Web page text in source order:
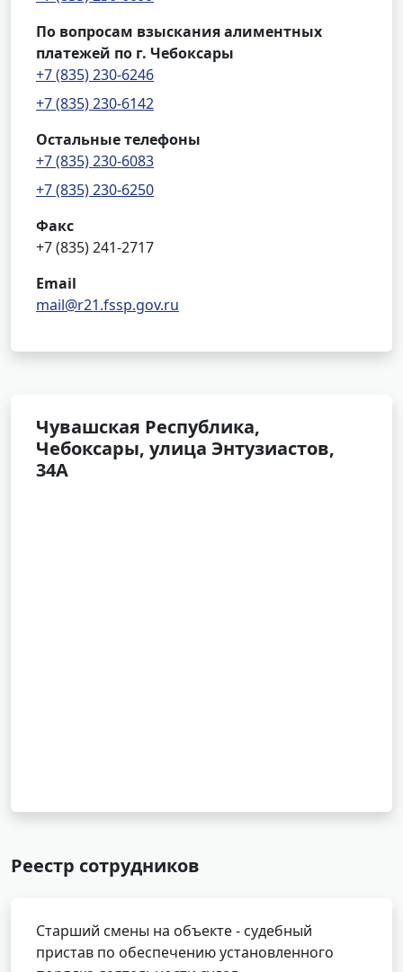
По вопросам взыскания алиментных
платежей по г. Чебоксары
+7 (835) 230-6246
+7 (835) 230-6142
Остальные телефоны
+7 (835) 230-6083
+7 (835) 230-6250
Факс
+7 (835) 241-2717
Email
mail@r21.fssp.gov.ru
Чувашская Республика,
Чебоксары, улица Энтузиастов,
34А
Реестр сотрудников
Старший смены на объекте - судебный
пристав по обеспечению установленного